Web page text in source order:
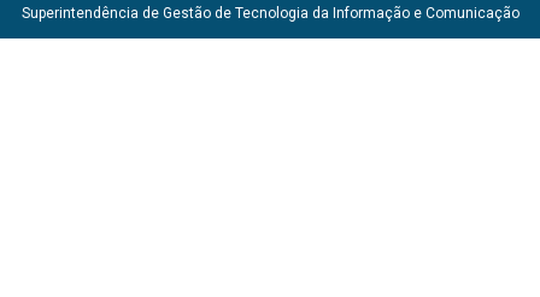
Superintendência de Gestão de Tecnologia da Informação e Comunicação